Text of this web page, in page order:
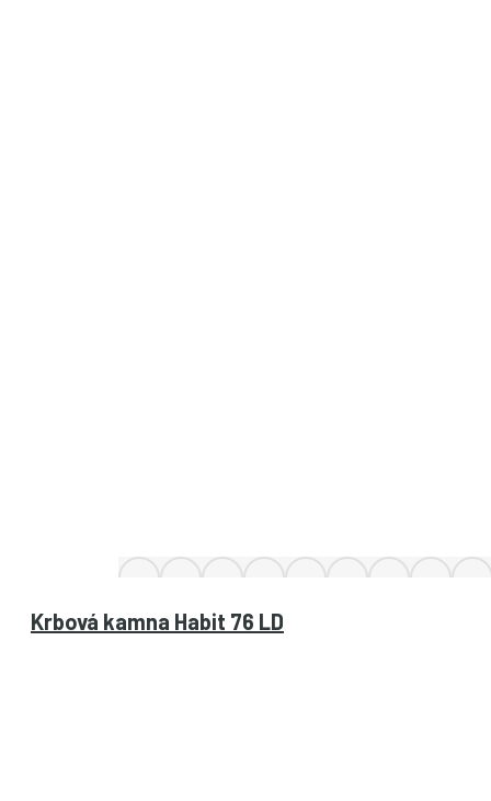
Krbová kamna Habit 76 LD